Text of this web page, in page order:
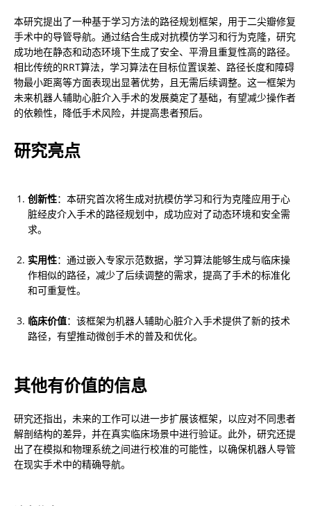
本研究提出了一种基于学习方法的路径规划框架，用于二尖瓣修复
手术中的导管导航。通过结合生成对抗模仿学习和行为克隆，研究
成功地在静态和动态环境下生成了安全、平滑且重复性高的路径。
相比传统的RRT算法，学习算法在目标位置误差、路径长度和障碍
物最小距离等方面表现出显著优势，且无需后续调整。这一框架为
未来机器人辅助心脏介入手术的发展奠定了基础，有望减少操作者
的依赖性，降低手术风险，并提高患者预后。
研究亮点
创新性：本研究首次将生成对抗模仿学习和行为克隆应用于心
脏经皮介入手术的路径规划中，成功应对了动态环境和安全需
求。
实用性：通过嵌入专家示范数据，学习算法能够生成与临床操
作相似的路径，减少了后续调整的需求，提高了手术的标准化
和可重复性。
临床价值：该框架为机器人辅助心脏介入手术提供了新的技术
路径，有望推动微创手术的普及和优化。
其他有价值的信息
研究还指出，未来的工作可以进一步扩展该框架，以应对不同患者
解剖结构的差异，并在真实临床场景中进行验证。此外，研究还提
出了在模拟和物理系统之间进行校准的可能性，以确保机器人导管
在现实手术中的精确导航。